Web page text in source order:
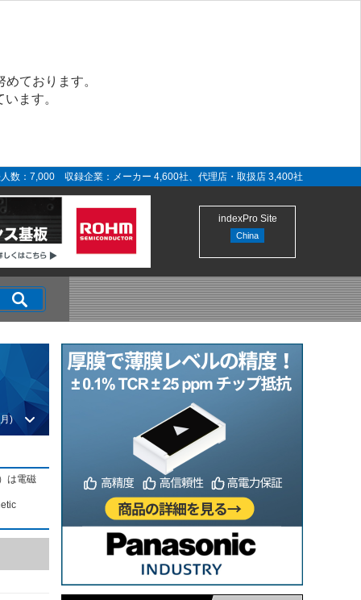
ております。
ます。
数：7,000 収録企業：メーカー 4,600社、代理店・取扱店 3,400社
indexPro Site
China
)
は電磁